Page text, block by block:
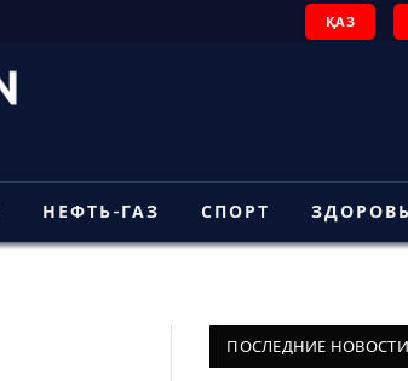
ҚАЗ
НЕФТЬ-ГАЗ СПОРТ
ПОСЛЕДНИЕ НОВОСТИ